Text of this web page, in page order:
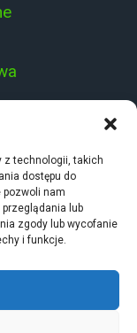
z technologii, takich
dostępu do
nam
lub
zgody lub wycofanie
i funkcje.